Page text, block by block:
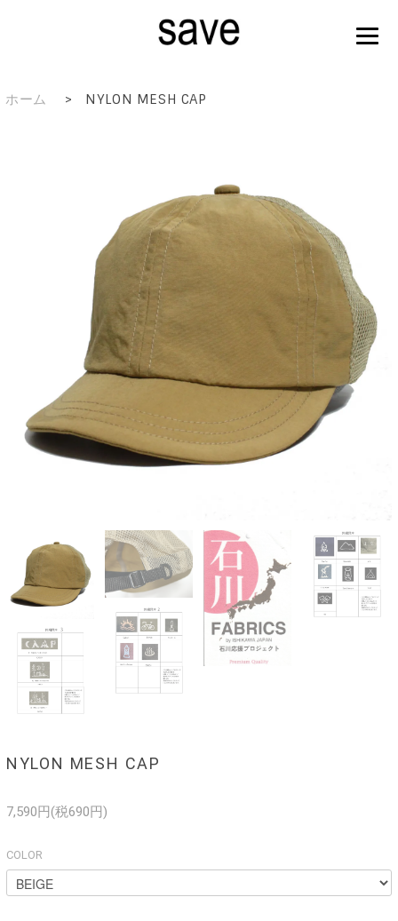
ホーム > NYLON MESH CAP
NYLON MESH CAP
7,590円(税690円)
COLOR